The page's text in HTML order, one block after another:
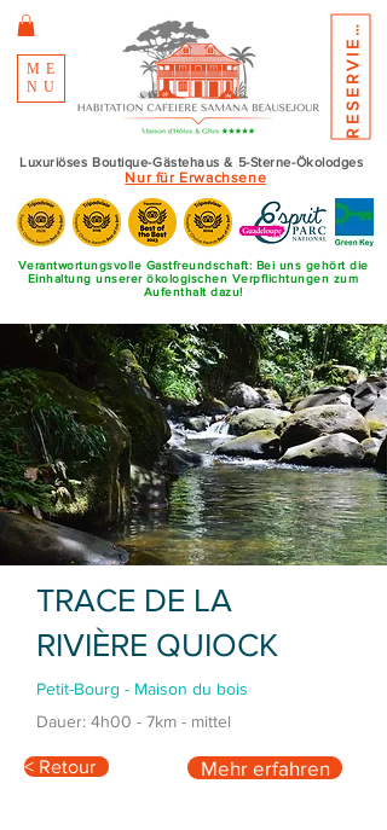
ME
NU
Luxuriöses Boutique-Gästehaus & 5-Sterne-Ökolodges
Nur für Erwachsene
R
E
S
E
R
V
I
E
R
E
N
Verantwortungsvolle Gastfreundschaft: Bei uns gehört die
Einhaltung unserer ökologischen Verpflichtungen zum
Aufenthalt dazu!
TRACE DE LA
RIVIÈRE QUIOCK
Petit-Bourg - Maison du bois
Dauer: 4h00 - 7km - mittel
< Retour Mehr erfahren